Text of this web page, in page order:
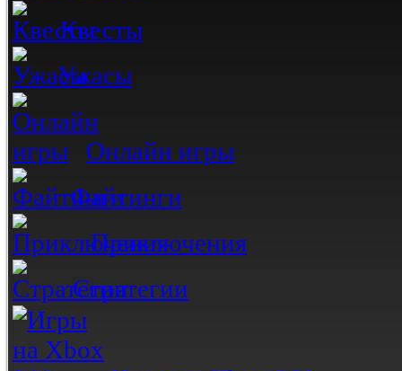
Квесты
Ужасы
Онлайн игры
Файтинги
Приключения
Стратегии